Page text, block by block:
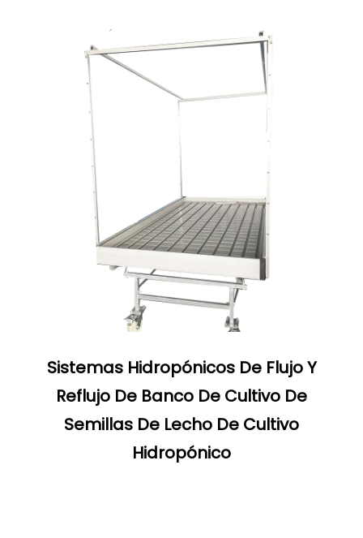
Sistemas Hidropónicos De Flujo Y
Reflujo De Banco De Cultivo De
Semillas De Lecho De Cultivo
Hidropónico